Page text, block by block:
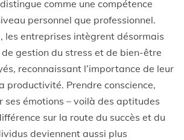
comme une compétence
personnel que professionnel.
les entreprises intègrent désormais
gestion du stress et de bien-être
reconnaissant l’importance de leur
productivité. Prendre conscience,
ses émotions – voilà des aptitudes
sur la route du succès et du
deviennent aussi plus